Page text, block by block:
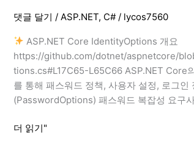
구
글
로
그
인
(OAuth)
체
댓글 달기 / ASP.NET, C#/ lycos7560
ASP.NET Core IdentityOptions 개요
https://github.com/dotnet/aspnetcore/
tions.cs#L17C65-L65C66 ASP.NET Core
를 통해 패스워드 정책, 사용자 설정, 로그
(PasswordOptions) 패스워드 복잡성 요구
ASP.NET
더 읽기"